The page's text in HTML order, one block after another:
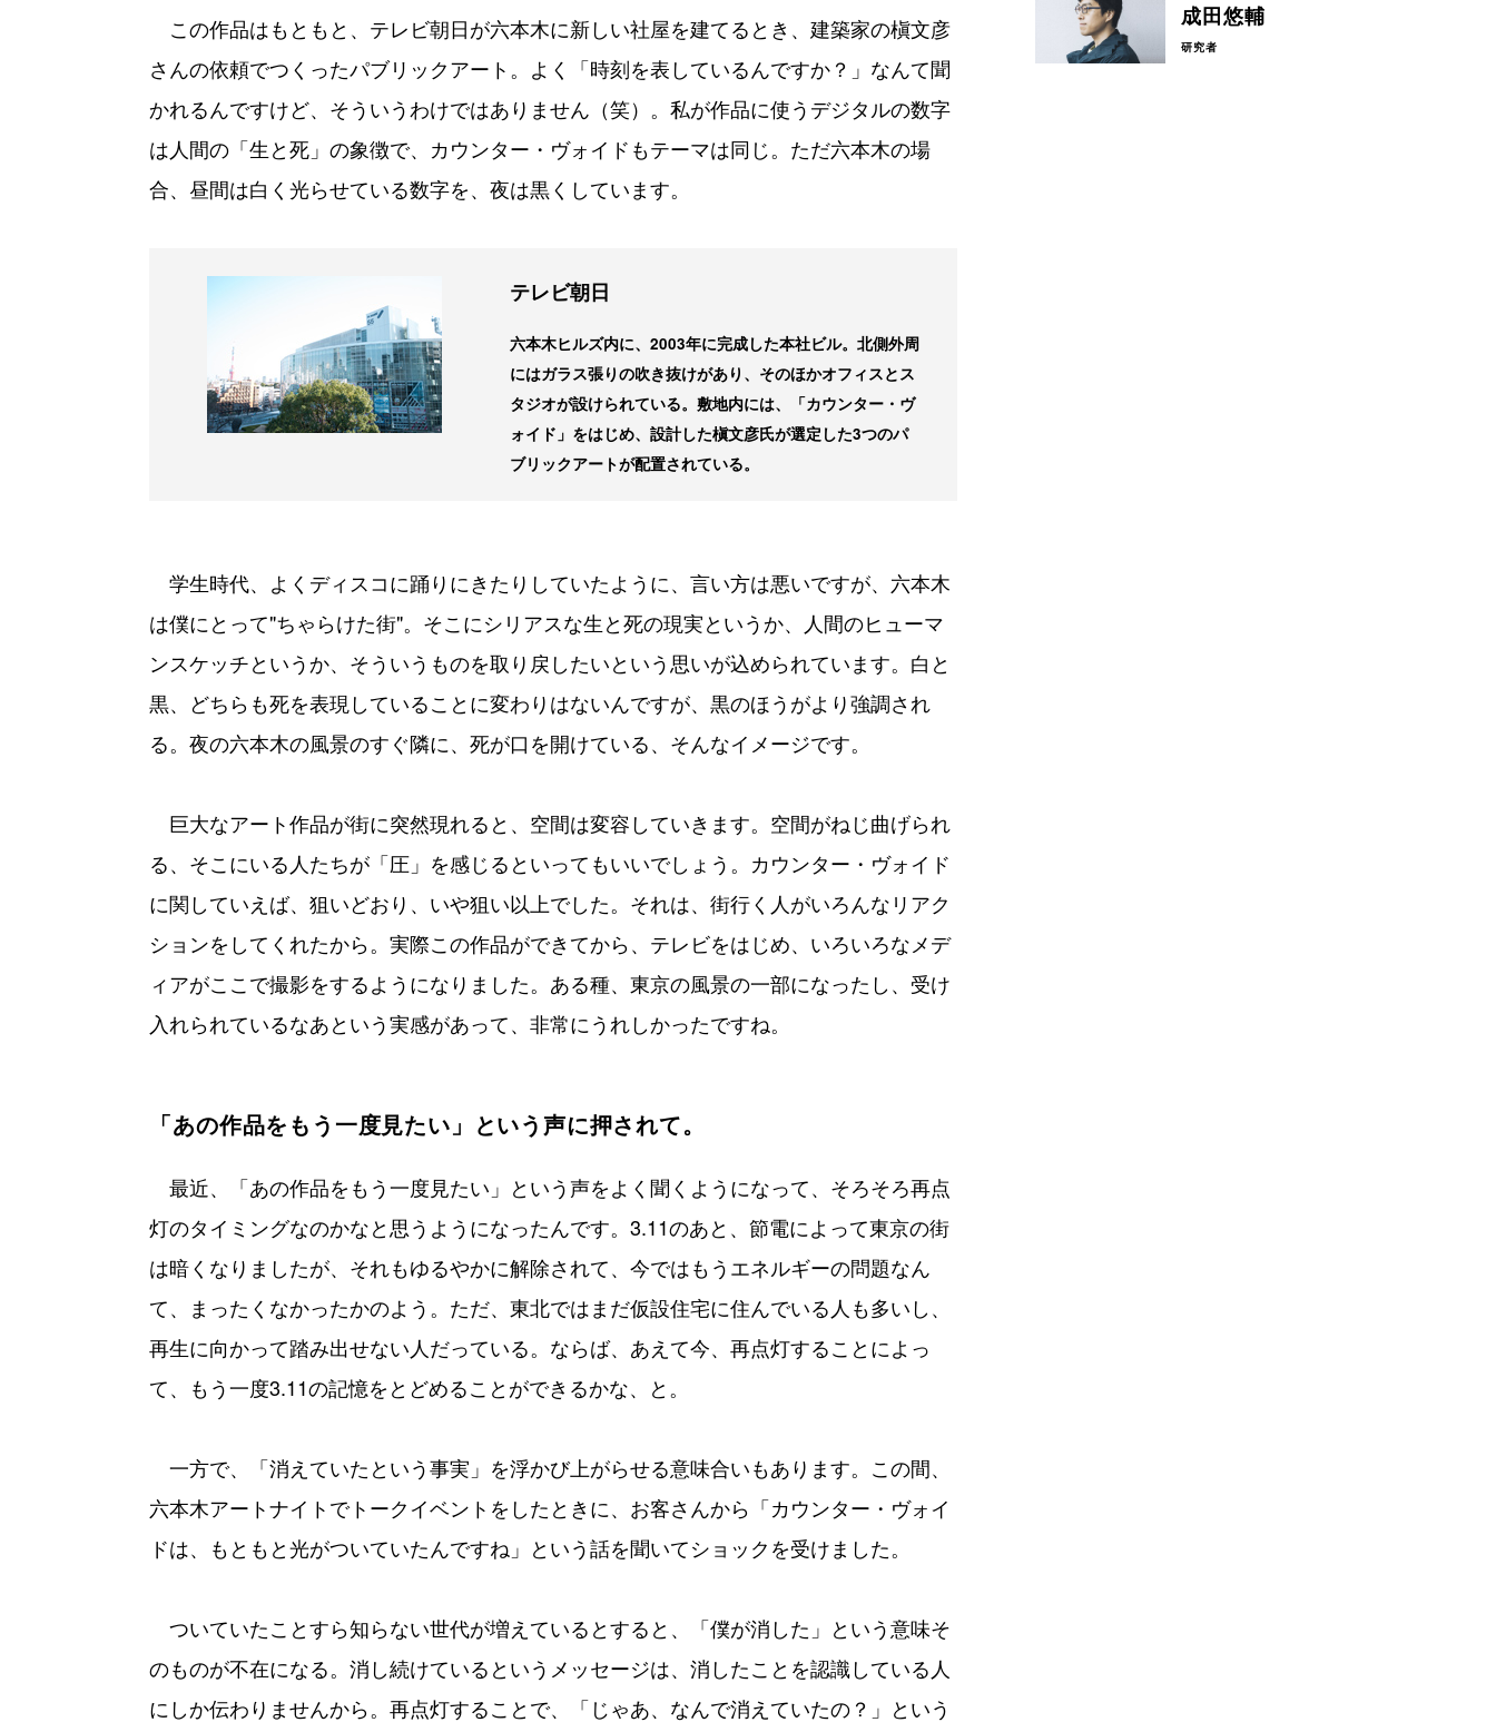
この作品はもともと、テレビ朝日が六本木に新しい社屋を建てるとき、建築家の槇文彦
さんの依頼でつくったパブリックアート。よく「時刻を表しているんですか？」なんて聞
かれるんですけど、そういうわけではありません（笑）。私が作品に使うデジタルの数字
は人間の「生と死」の象徴で、カウンター・ヴォイドもテーマは同じ。ただ六本木の場
合、昼間は白く光らせている数字を、夜は黒くしています。
テレビ朝日
六本木ヒルズ内に、2003年に完成した本社ビル。北側外周
にはガラス張りの吹き抜けがあり、そのほかオフィスとス
タジオが設けられている。敷地内には、「カウンター・ヴ
ォイド」をはじめ、設計した槇文彦氏が選定した3つのパ
ブリックアートが配置されている。
学生時代、よくディスコに踊りにきたりしていたように、言い方は悪いですが、六本木
は僕にとって"ちゃらけた街"。そこにシリアスな生と死の現実というか、人間のヒューマ
ンスケッチというか、そういうものを取り戻したいという思いが込められています。白と
黒、どちらも死を表現していることに変わりはないんですが、黒のほうがより強調され
る。夜の六本木の風景のすぐ隣に、死が口を開けている、そんなイメージです。
巨大なアート作品が街に突然現れると、空間は変容していきます。空間がねじ曲げられ
る、そこにいる人たちが「圧」を感じるといってもいいでしょう。カウンター・ヴォイド
に関していえば、狙いどおり、いや狙い以上でした。それは、街行く人がいろんなリアク
ションをしてくれたから。実際この作品ができてから、テレビをはじめ、いろいろなメデ
ィアがここで撮影をするようになりました。ある種、東京の風景の一部になったし、受け
入れられているなあという実感があって、非常にうれしかったですね。
「あの作品をもう一度見たい」という声に押されて。
最近、「あの作品をもう一度見たい」という声をよく聞くようになって、そろそろ再点
灯のタイミングなのかなと思うようになったんです。3.11のあと、節電によって東京の街
は暗くなりましたが、それもゆるやかに解除されて、今ではもうエネルギーの問題なん
て、まったくなかったかのよう。ただ、東北ではまだ仮設住宅に住んでいる人も多いし、
再生に向かって踏み出せない人だっている。ならば、あえて今、再点灯することによっ
て、もう一度3.11の記憶をとどめることができるかな、と。
一方で、「消えていたという事実」を浮かび上がらせる意味合いもあります。この間、
六本木アートナイトでトークイベントをしたときに、お客さんから「カウンター・ヴォイ
ドは、もともと光がついていたんですね」という話を聞いてショックを受けました。
ついていたことすら知らない世代が増えているとすると、「僕が消した」という意味そ
のものが不在になる。消し続けているというメッセージは、消したことを認識している人
にしか伝わりませんから。再点灯することで、「じゃあ、なんで消えていたの？」という
成田悠輔
研究者